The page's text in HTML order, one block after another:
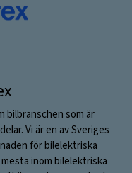
bilbranschen som är
Vi är en av Sveriges
för bilelektriska
inom bilelektriska